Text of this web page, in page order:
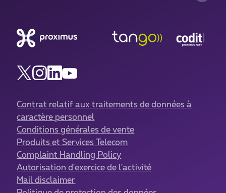
Contrat relatif aux traitements de données à
caractère personnel
Conditions générales de vente
Produits et Services Telecom
Complaint Handling Policy
Autorisation d'exercice de l'activité
Mail disclaimer